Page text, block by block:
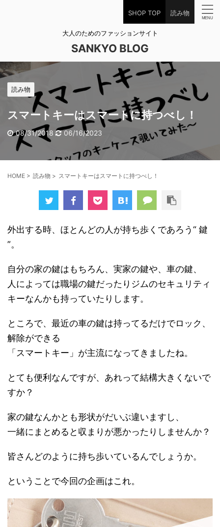
SHOP TOP 読み物
大人のためのファッションサイト
SANKYO BLOG
読み物
スマートキーはスマートに持つべし！
08/31/2018 06/16/2023
HOME > 読み物 > スマートキーはスマートに持つべし！
外出する時、ほとんどの人が持ち歩くであろう“ 鍵
”。
自分の家の鍵はもちろん、実家の鍵や、車の鍵、
人によっては職場の鍵だったりジムのセキュリティ
キーなんかも持っていたりします。
ところで、最近の車の鍵は持ってるだけでロック、
解除ができる
「スマートキー」が主流になってきましたね。
とても便利なんですが、あれって結構大きくないで
すか？
家の鍵なんかとも形状がだいぶ違いますし、
一緒にまとめると収まりが悪かったりしませんか？
皆さんどのように持ち歩いているんでしょうか。
ということで今回の企画はこれ。